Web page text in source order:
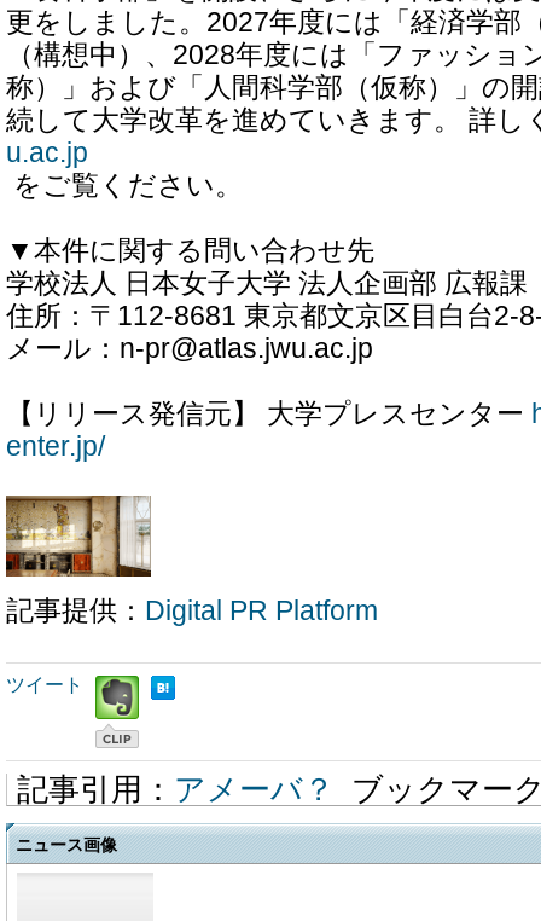
更をしました。2027年度には「経済学部
（構想中）、2028年度には「ファッショ
称）」および「人間科学部（仮称）」の
続して大学改革を進めていきます。 詳し
u.ac.jp
をご覧ください。
▼本件に関する問い合わせ先
学校法人 日本女子大学 法人企画部 広報課
住所：〒112-8681 東京都文京区目白台2-
メール：n-pr@atlas.jwu.ac.jp
【リリース発信元】 大学プレスセンター
enter.jp/
記事提供： Digital PR Platform
ツイート
記事引用： アメーバ？ ブックマー
ニュース画像